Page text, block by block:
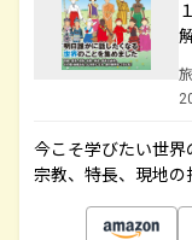
今こそ学びたい世界
宗教、特長、現地の